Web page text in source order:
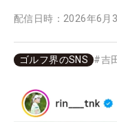
配信日時： 2026年6月
ゴルフ界のSNS #吉